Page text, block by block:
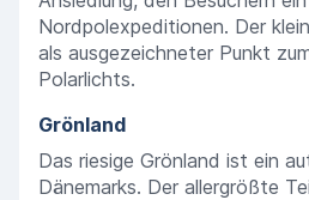
Nordpolexpeditionen. Der
als ausgezeichneter Punkt
Polarlichts.
Grönland
Das riesige Grönland ist ein
Dänemarks. Der allergrößte